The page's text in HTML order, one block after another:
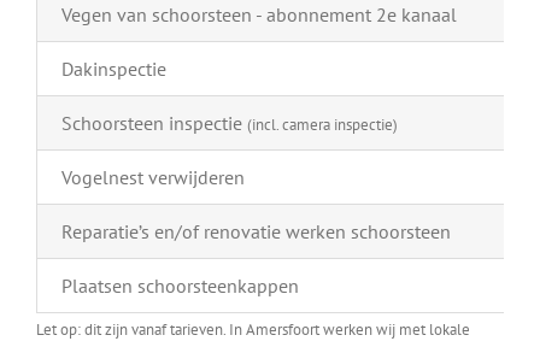
Vegen van schoorsteen - abonnement 2e kanaal
Dakinspectie
Schoorsteen inspectie (incl. camera inspectie)
Vogelnest verwijderen
Reparatie’s en/of renovatie werken schoorsteen
Plaatsen schoorsteenkappen
Let op: dit zijn vanaf tarieven. In Amersfoort werken wij met lokale